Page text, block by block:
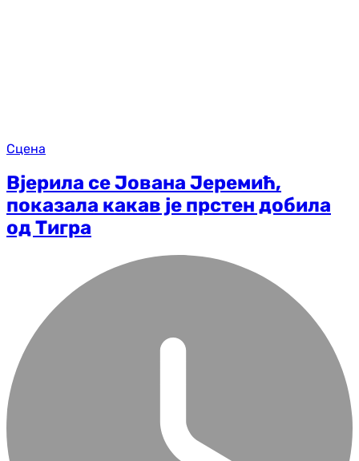
Сцена
Вјерила се Јована Јеремић,
показала какав је прстен добила
од Тигра